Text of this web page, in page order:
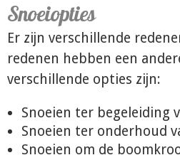
Snoeiopties
Er zijn verschillende
redenen hebben een
verschillende opties zijn:
Snoeien ter begeleiding
Snoeien ter onderhoud
Snoeien om de